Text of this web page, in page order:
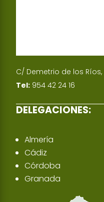
C/ Demetrio de los Ríos,
Tel: 954 42 24 16
DELEGACIONES:
Almería
Cádiz
Córdoba
Granada